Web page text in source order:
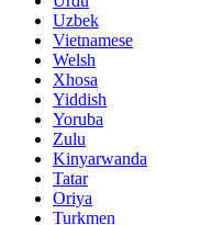
Uzbek
Vietnamese
Welsh
Xhosa
Yiddish
Yoruba
Zulu
Kinyarwanda
Tatar
Oriya
Turkmen